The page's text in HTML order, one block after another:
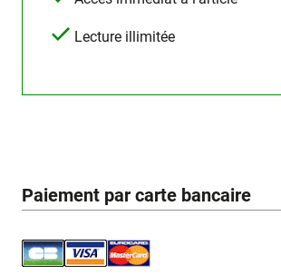
Lecture illimitée
Paiement par carte bancaire